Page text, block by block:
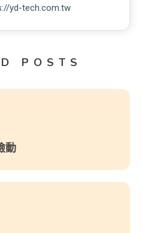
yd-tech.com.tw
POSTS
動